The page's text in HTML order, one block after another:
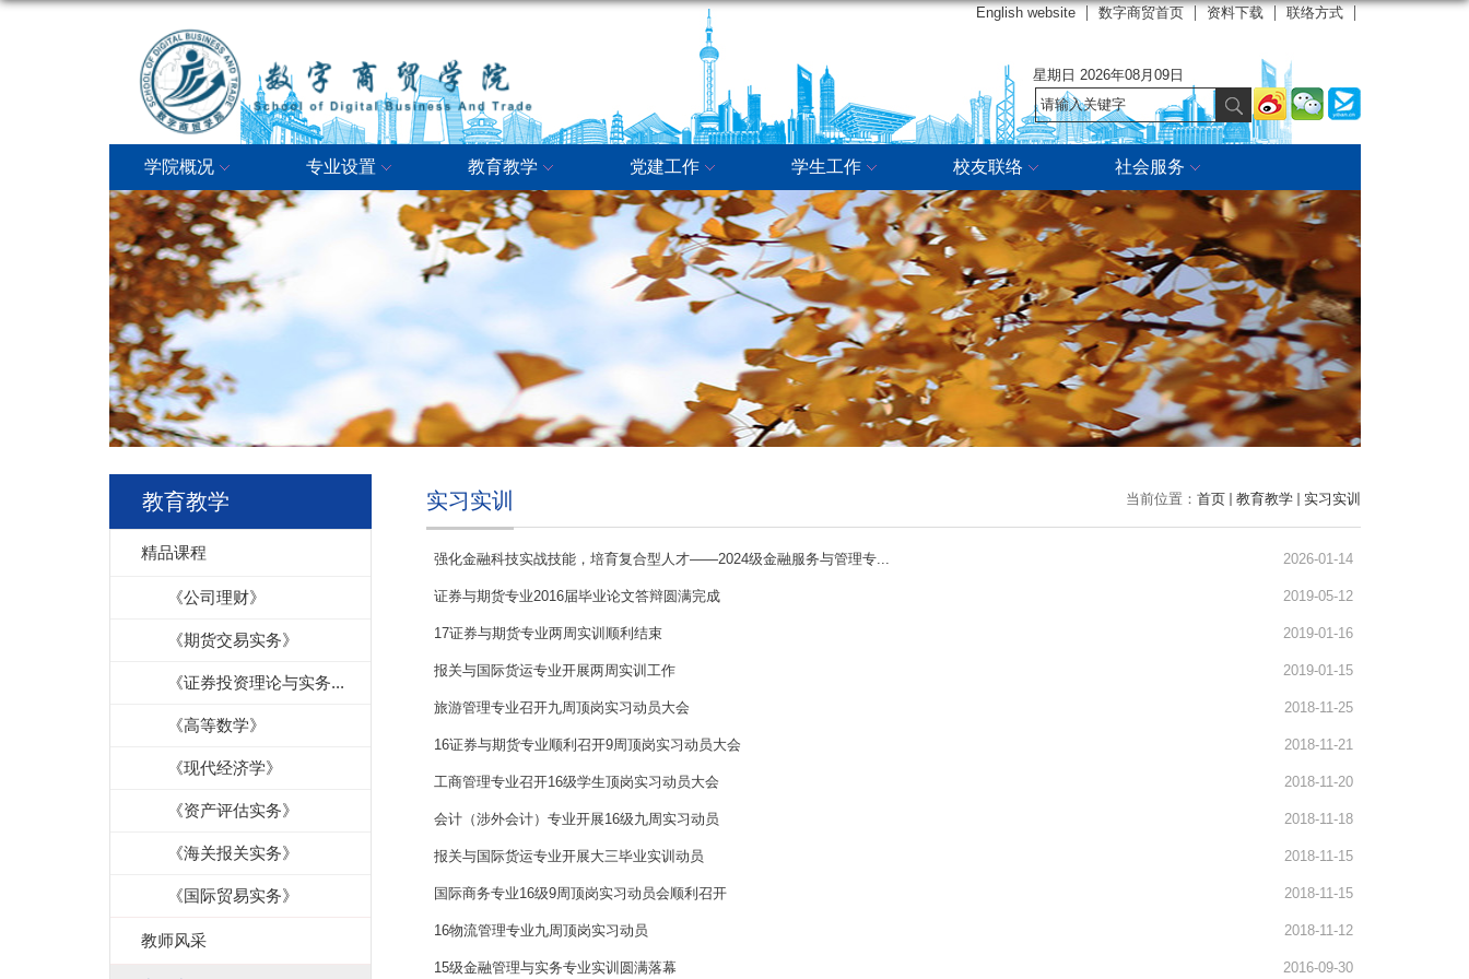
English website 数字商贸首页 资料下载 联络方式
星期日 2026年08月09日
学院概况 专业设置 教育教学 党建工作 学生工作 校友联络 社会服务
教育教学
精品课程
《公司理财》
《期货交易实务》
《证券投资理论与实务...
《高等数学》
《现代经济学》
《资产评估实务》
《海关报关实务》
《国际贸易实务》
教师风采
当前位置： 首页 教育教学 实习实训
实习实训
强化金融科技实战技能，培育复合型人才——2024级金融服务与管理专... 2026-01-14
证券与期货专业2016届毕业论文答辩圆满完成 2019-05-12
17证券与期货专业两周实训顺利结束 2019-01-16
报关与国际货运专业开展两周实训工作 2019-01-15
旅游管理专业召开九周顶岗实习动员大会 2018-11-25
16证券与期货专业顺利召开9周顶岗实习动员大会 2018-11-21
工商管理专业召开16级学生顶岗实习动员大会 2018-11-20
会计（涉外会计）专业开展16级九周实习动员 2018-11-18
报关与国际货运专业开展大三毕业实训动员 2018-11-15
国际商务专业16级9周顶岗实习动员会顺利召开 2018-11-15
16物流管理专业九周顶岗实习动员 2018-11-12
15级金融管理与实务专业实训圆满落幕 2016-09-30